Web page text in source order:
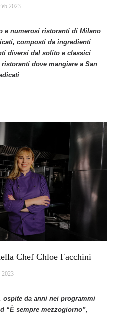
2023
e numerosi ristoranti di Milano
composti da ingredienti
diversi dal solito e classici
dove mangiare a San
Chef Chloe Facchini
2023
ospite da anni nei programmi
“È sempre mezzogiorno”,